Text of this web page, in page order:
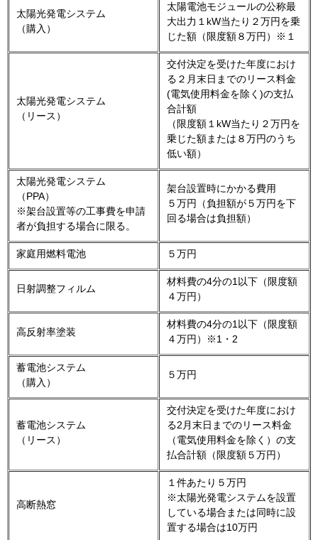
太陽光発電システム
（購入）
太陽電池モジュールの公称最
大出力１kW当たり２万円を乗
じた額（限度額８万円）※１
太陽光発電システム
（リース）
交付決定を受けた年度におけ
る２月末日までのリース料金
(電気使用料金を除く)の支払
合計額
（限度額１kW当たり２万円を
乗じた額または８万円のうち
低い額）
太陽光発電システム
（PPA）
※架台設置等の工事費を申請
者が負担する場合に限る。
架台設置時にかかる費用
５万円（負担額が５万円を下
回る場合は負担額）
家庭用燃料電池 ５万円
日射調整フィルム
材料費の4分の1以下（限度額
４万円）
高反射率塗装
材料費の4分の1以下（限度額
４万円）※1・2
５万円
蓄電池システム
（購入）
蓄電池システム
（リース）
交付決定を受けた年度におけ
る2月末日までのリース料金
（電気使用料金を除く）の支
払合計額（限度額５万円）
高断熱窓
１件あたり５万円
※太陽光発電システムを設置
している場合または同時に設
置する場合は10万円